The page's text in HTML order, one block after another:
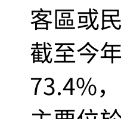
客區或
截至今
73.4%